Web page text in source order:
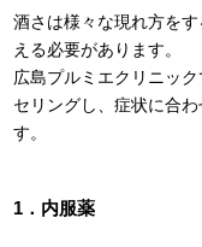
酒さは様々な現れ方を
える必要があります。
広島プルミエクリニッ
セリングし、症状に合
す。
1．内服薬